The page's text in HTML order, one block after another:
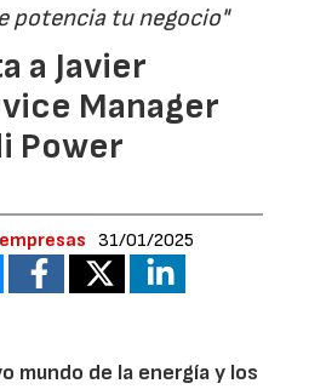
potencia tu negocio"
a Javier
Manager
Power
31/01/2025
mundo de la energía y los